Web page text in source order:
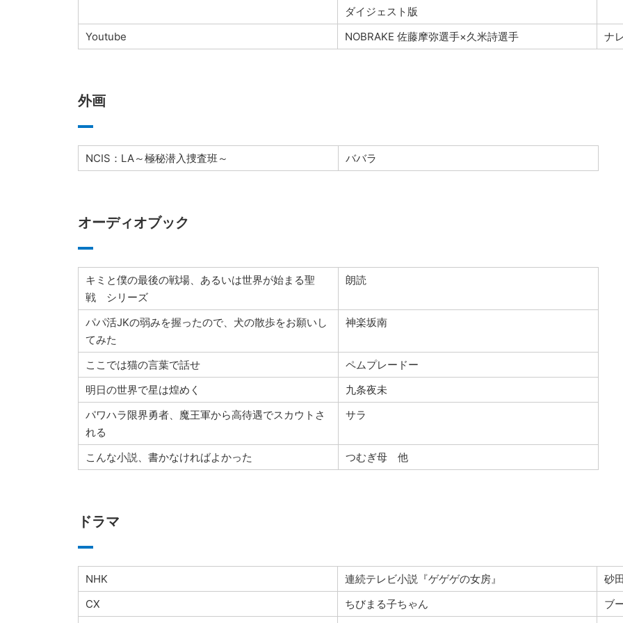
ダイジェスト版
Youtube NOBRAKE 佐藤摩弥選手×久米詩選手 ナ
外画
NCIS：LA～極秘潜入捜査班～ ババラ
オーディオブック
キミと僕の最後の戦場、あるいは世界が始まる聖
戦 シリーズ
朗読
パパ活JKの弱みを握ったので、犬の散歩をお願いし
てみた
神楽坂南
ここでは猫の言葉で話せ
ペムプレードー
明日の世界で星は煌めく
九条夜未
パワハラ限界勇者、魔王軍から高待遇でスカウトさ
れる
サラ
こんな小説、書かなければよかった つむぎ母 他
ドラマ
NHK 連続テレビ小説『ゲゲゲの女房』
砂
CX
ちびまる子ちゃん
ブ